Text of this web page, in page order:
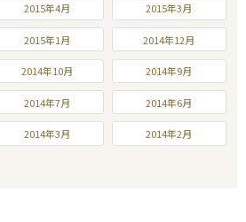
2015年4月 2015年3月
2015年1月 2014年12月
2014年10月 2014年9月
2014年7月 2014年6月
2014年3月 2014年2月